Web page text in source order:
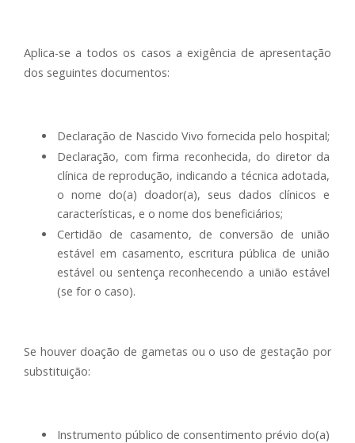
Aplica-se a todos os casos a exigência de apresentação
dos seguintes documentos:
Declaração de Nascido Vivo fornecida pelo hospital;
Declaração, com firma reconhecida, do diretor da
clínica de reprodução, indicando a técnica adotada,
o nome do(a) doador(a), seus dados clínicos e
características, e o nome dos beneficiários;
Certidão de casamento, de conversão de união
estável em casamento, escritura pública de união
estável ou sentença reconhecendo a união estável
(se for o caso).
Se houver doação de gametas ou o uso de gestação por
substituição:
Instrumento público de consentimento prévio do(a)